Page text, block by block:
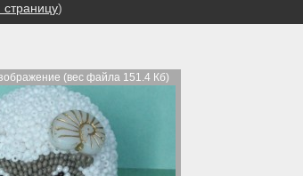
страницу)
(вес файла 151.4 Кб)